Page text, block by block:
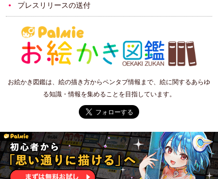
プレスリリースの送付
お絵かき図鑑は、絵の描き方からペンタブ情報まで、絵に関するあらゆ
る知識・情報を集めることを目指しています。